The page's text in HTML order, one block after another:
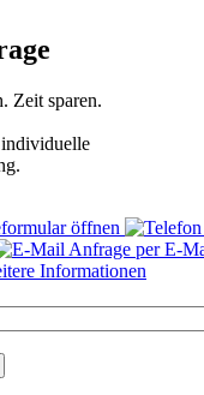
Zeit sparen.
öffnen
Anfrage per E-
Informationen